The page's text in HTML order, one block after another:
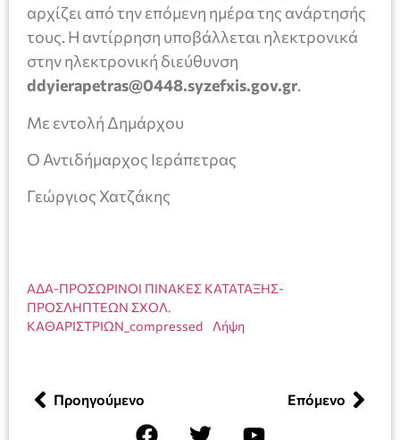
αρχίζει από την επόμενη ημέρα της ανάρτησής
τους. Η αντίρρηση υποβάλλεται ηλεκτρονικά
στην ηλεκτρονική διεύθυνση
ddyierapetras@0448.syzefxis.gov.gr.
Με εντολή Δημάρχου
Ο Αντιδήμαρχος Ιεράπετρας
Γεώργιος Χατζάκης
ΑΔΑ-ΠΡΟΣΩΡΙΝΟΙ ΠΙΝΑΚΕΣ ΚΑΤΑΤΑΞΗΣ-
ΠΡΟΣΛΗΠΤΕΩΝ ΣΧΟΛ.
ΚΑΘΑΡΙΣΤΡΙΩΝ_compressed
Λήψη
Προηγούμενο Επόμενο